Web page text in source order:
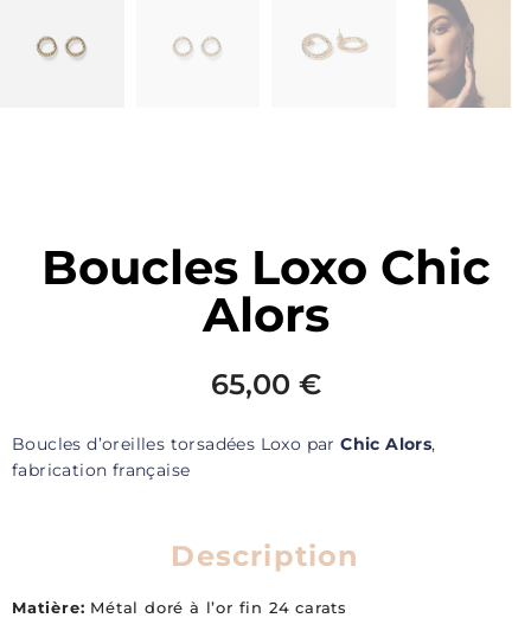
Boucles Loxo Chic
Alors
65,00 €
Boucles d’oreilles torsadées Loxo parChic Alors,
fabrication française
Description
Matière: Métal doré à l’or fin 24 carats